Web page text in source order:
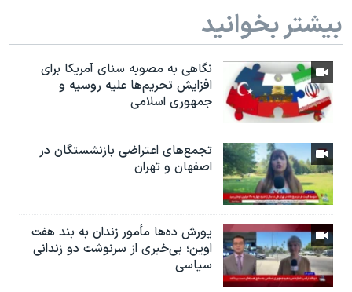
بیشتر بخوانید
نگاهی به مصوبه سنای آمریکا برای
افزایش تحریم‌ها علیه روسیه و
جمهوری اسلامی
تجمع‌های اعتراضی بازنشستگان در
اصفهان و تهران
یورش ده‌ها مأمور زندان به بند هفت
اوین؛ بی‌خبری از سرنوشت دو زندانی
سیاسی